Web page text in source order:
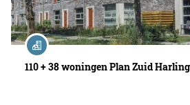
110 + 38 woningen Plan Zuid